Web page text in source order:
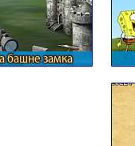
башне замка